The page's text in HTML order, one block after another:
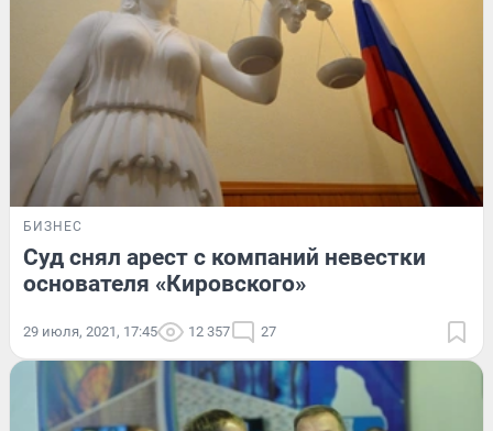
БИЗНЕС
Суд снял арест с компаний невестки
основателя «Кировского»
29 июля, 2021, 17:45 12 357 27